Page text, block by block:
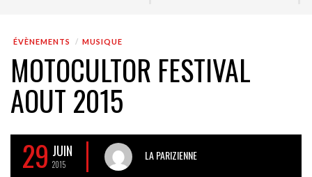
ÉVÈNEMENTS MUSIQUE
MOTOCULTOR FESTIVAL
AOUT 2015
29 JUIN
2015
LA PARIZIENNE